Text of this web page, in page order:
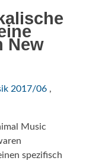
New
2017/06 ,
Music
spezifisch